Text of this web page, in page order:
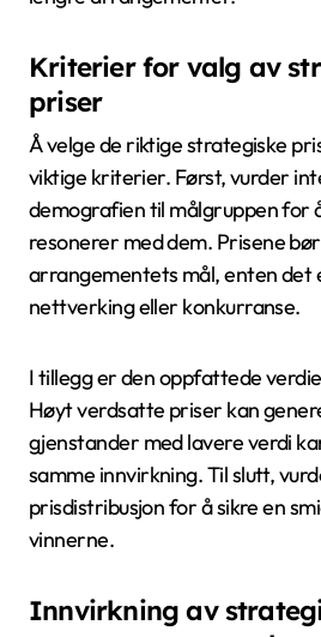
Kriterier for valg av
priser
Å velge de riktige strategiske
viktige kriterier. Først, vurder
demografien til målgruppen for
resonerer med dem. Prisene
arrangementets mål, enten
nettverking eller konkurranse.
I tillegg er den oppfattede
Høyt verdsatte priser kan
gjenstander med lavere verdi
samme innvirkning. Til slutt,
prisdistribusjon for å sikre en
vinnerne.
Innvirkning av